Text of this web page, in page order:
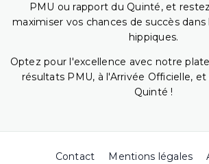
PMU ou rapport du Quinté, et
maximiser vos chances de succès dans
hippiques.
Optez pour l'excellence avec notre
résultats PMU, à l'Arrivée Officielle,
Quinté !
Contact Mentions légales